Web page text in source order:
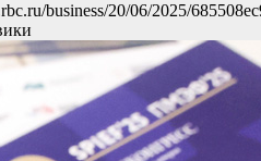
business/20/06/2025/